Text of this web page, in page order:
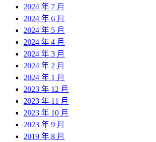
2024 年 7 月
2024 年 6 月
2024 年 5 月
2024 年 4 月
2024 年 3 月
2024 年 2 月
2024 年 1 月
2023 年 12 月
2023 年 11 月
2023 年 10 月
2023 年 9 月
2019 年 8 月